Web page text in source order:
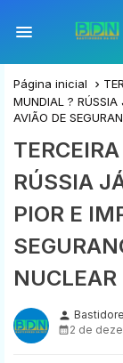
Página inicial
MUNDIAL ? RÚSSIA
AVIÃO DE
RÚSSIA
PIOR E
NUCLEAR
person
2 de